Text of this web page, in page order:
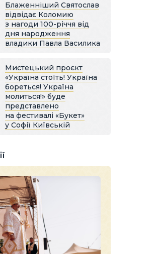
Блаженніший Святослав
відвідає Коломию
з нагоди 100-річчя від
дня народження
владики Павла Василика
Мистецький проєкт
«Україна стоїть! Україна
бореться! Україна
молиться!» буде
представлено
на фестивалі «Букет»
у Софії Київській